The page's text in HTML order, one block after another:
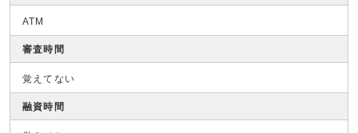
ATM
審査時間
覚えてない
融資時間